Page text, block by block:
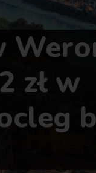
zł w